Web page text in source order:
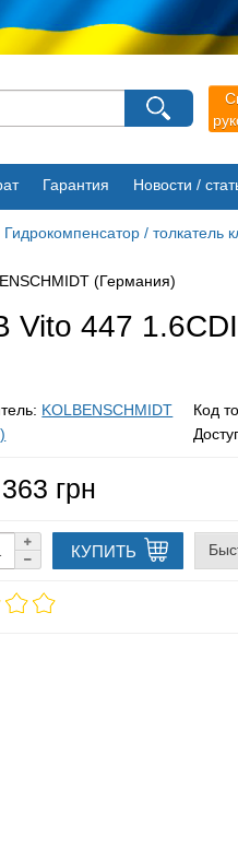
Гарантия Новости /
Гидрокомпенсатор / толкатель
(Германия)
язык магазина
Українська
Vito 447
KOLBENSCHMIDT
Код
363 грн
КУПИТЬ